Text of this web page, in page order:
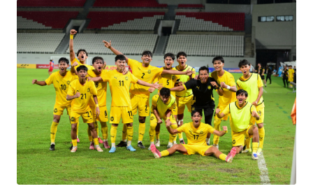
Informasi
INDEKS
BERITA
KONTAK
KAMI
INFO
IKLAN